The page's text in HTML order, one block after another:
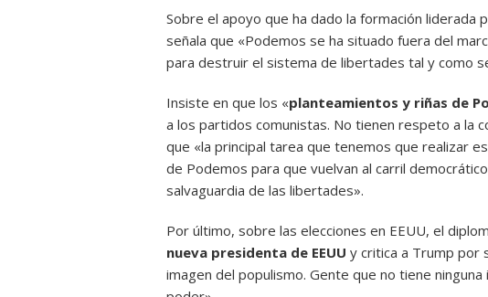
Sobre el apoyo que ha dado la formación liderada
señala que «Podemos se ha situado fuera del
para destruir el sistema de libertades tal y como
Insiste en que los «planteamientos y riñas de
a los partidos comunistas. No tienen respeto a la
que «la principal tarea que tenemos que realizar
de Podemos para que vuelvan al carril
salvaguardia de las libertades».
Por último, sobre las elecciones en EEUU, el
nueva presidenta de EEUU y critica a Trump por
imagen del populismo. Gente que no tiene